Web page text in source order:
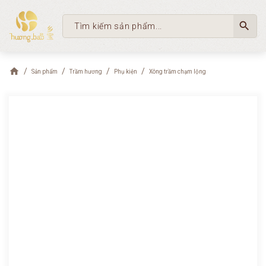
search
Sản phẩm Trầm hương Phụ kiện Xông trầm chạm lộng